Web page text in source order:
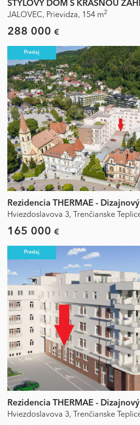
ŠTÝLOVÝ DOM S KRÁSNOU
JALOVEC, Prievidza, 154 m2
288 000 €
Predaj
Rezidencia THERMAE -
Hviezdoslavova 3, Trenčianske
165 000 €
Predaj
Rezidencia THERMAE -
Hviezdoslavova 3, Trenčianske